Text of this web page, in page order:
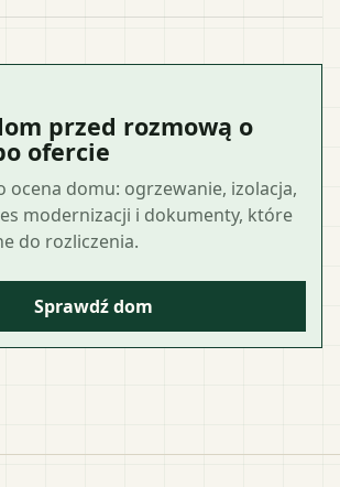
przed rozmową o
ofercie
ocena domu: ogrzewanie, izolacja,
modernizacji i dokumenty, które
do rozliczenia.
Sprawdź dom